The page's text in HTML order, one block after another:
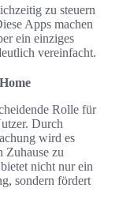
zu steuern
Apps machen
ein einziges
vereinfacht.
Rolle für
Durch
wird es
Zuhause zu
nicht nur ein
sondern fördert